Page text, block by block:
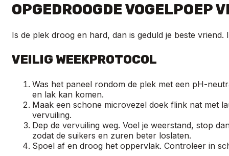
OPGEDROOGDE VOGELPOEP
Is de plek droog en hard, dan is geduld je beste
VEILIG WEEKPROTOCOL
Was het paneel rondom de plek met een pH-
en lak kan komen.
Maak een schone microvezel doek flink nat met
vervuiling.
Dep de vervuiling weg. Voel je weerstand, stop
zodat de suikers en zuren beter loslaten.
Spoel af en droog het oppervlak. Controleer in